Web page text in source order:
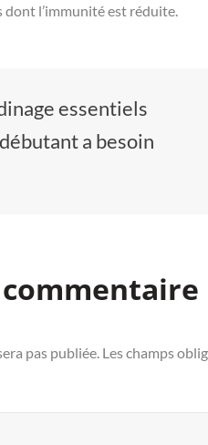
dont l’immunité est réduite.
essentiels
a besoin
pas publiée. Les champs